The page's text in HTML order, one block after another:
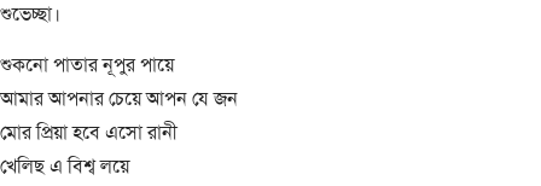
শুভেচ্ছা।
শুকনো পাতার নূপুর পায়ে
আমার আপনার চেয়ে আপন যে জন
মোর প্রিয়া হবে এসো রানী
খেলিছ এ বিশ্ব লয়ে